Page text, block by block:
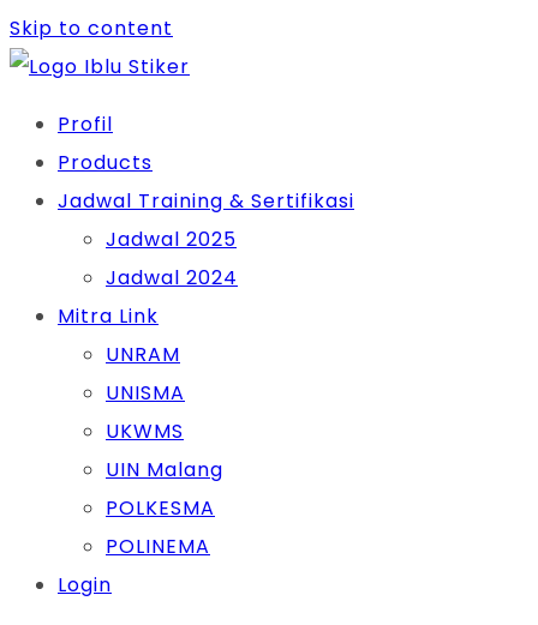
Skip to content
Profil
Products
Jadwal Training & Sertifikasi
Jadwal 2025
Jadwal 2024
Mitra Link
UNRAM
UNISMA
UKWMS
UIN Malang
POLKESMA
POLINEMA
Login